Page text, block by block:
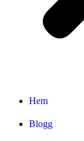
Hem
Blogg